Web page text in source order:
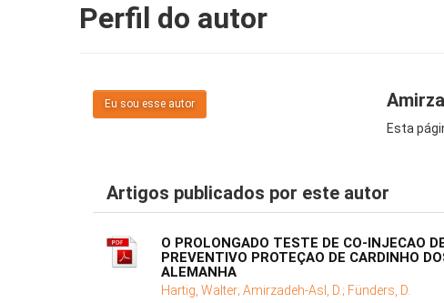
Perfil do autor
Eu sou esse autor
Esta
Artigos publicados por este autor
O PROLONGADO TESTE DE CO-INJECAO
PREVENTIVO PROTEÇAO DE CARDINHO
ALEMANHA
Hartig, Walter; Amirzadeh-Asl, D.; Fünders, D.